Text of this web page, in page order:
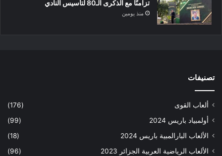
تزامنًا مع الذكرى الـ80 لتأسيس النادي
منذ يومين
تصنيفات
ألعاب القوى
(176)
أولمبياد باريس 2024
(99)
الألعاب البارالمبية باريس 2024
(18)
الألعاب الرياضية العربية الجزائر 2023
(96)